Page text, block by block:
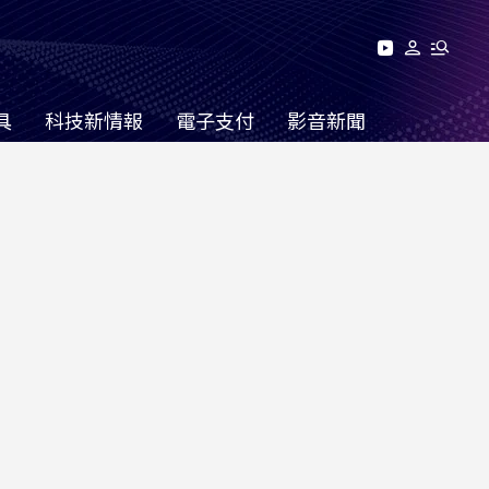
科技新情報 電子支付 影音新聞